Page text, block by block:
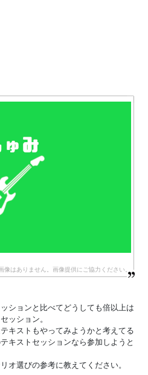
ションと比べてどうしても倍以上は
ッション。
キストもやってみようかと考えてる
キストセッションなら参加しようと
オ選びの参考に教えてください。